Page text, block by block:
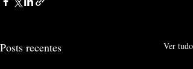
Posts recentes Ver tudo